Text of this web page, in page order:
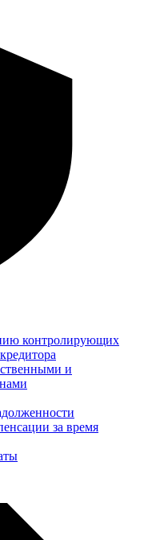
контролирующих
и
за время